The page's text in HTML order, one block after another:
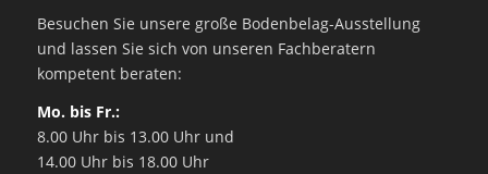
Besuchen Sie unsere große Bodenbelag-Ausstellung
und lassen Sie sich von unseren Fachberatern
kompetent beraten:
Mo. bis Fr.:
8.00 Uhr bis 13.00 Uhr und
14.00 Uhr bis 18.00 Uhr